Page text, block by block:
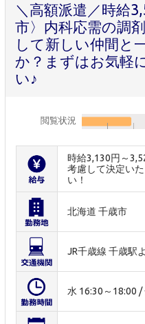
＼高額派遣／時給
市〉内科応需の調
して新しい仲間と
か？まずはお気軽
い♪
閲覧状況
時給3,130円～
考慮して決定い
い！
北海道 千歳市
JR千歳線 千歳駅
水 16:30～18:00